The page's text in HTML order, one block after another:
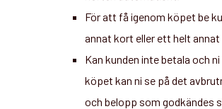
För att få igenom köpet be
annat kort eller ett helt annat
Kan kunden inte betala och
köpet kan ni se på det
och belopp som godkändes